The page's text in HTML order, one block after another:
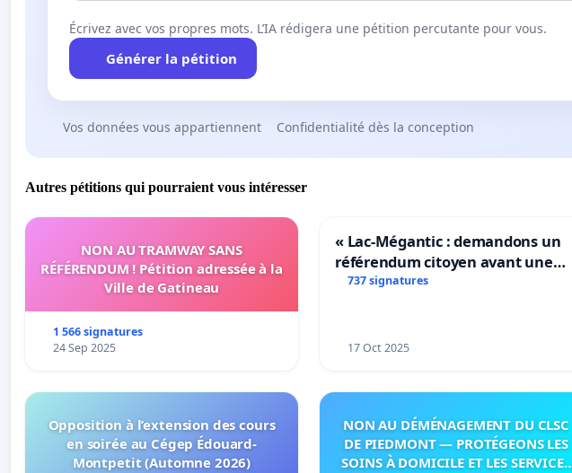
Écrivez avec vos propres mots. L’IA rédigera une pétition percutante pour vous.
Générer la pétition
Vos données vous appartiennent Confidentialité dès la conception
Autres pétitions qui pourraient vous intéresser
NON AU TRAMWAY SANS
RÉFÉRENDUM ! Pétition adressée à la
Ville de Gatineau
1 566 signatures
24 Sep 2025
« Lac-Mégantic : demandons un
référendum citoyen avant une
transformation irréversible de
737 signatures
17 Oct 2025
Opposition à l’extension des cours
en soirée au Cégep Édouard-
Montpetit (Automne 2026)
NON AU DÉMÉNAGEMENT DU CLSC
DE PIEDMONT — PROTÉGEONS LES
SOINS À DOMICILE ET LES SERVICES